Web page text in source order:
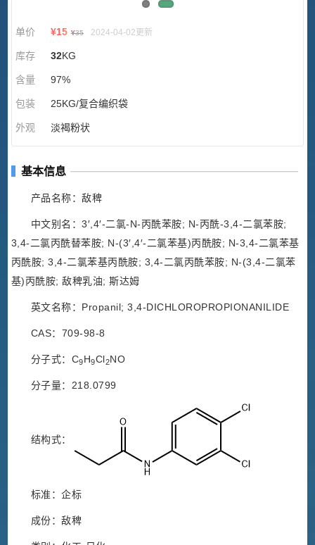
单价 ¥15 ¥35 2024-04-02更新
库存 32KG
含量 97%
包装 25KG/复合编织袋
外观 淡褐粉状
基本信息
产品名称：敌稗
中文别名：3′,4′-二氯-N-丙酰苯胺; N-丙酰-3,4-二氯苯胺;
3,4-二氯丙酰替苯胺; N-(3′,4′-二氯苯基)丙酰胺; N-3,4-二氯苯基
丙酰胺; 3,4-二氯苯基丙酰胺; 3,4-二氯丙酰苯胺; N-(3,4-二氯苯
基)丙酰胺; 敌稗乳油; 斯达姆
英文名称：Propanil; 3,4-DICHLOROPROPIONANILIDE
CAS：709-98-8
分子式：C9H9Cl2NO
分子量：218.0799
结构式：
标准：企标
成份：敌稗